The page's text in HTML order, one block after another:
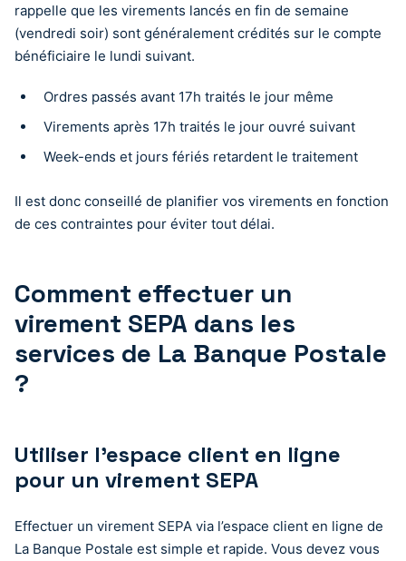
rappelle que les virements lancés en fin de semaine
(vendredi soir) sont généralement crédités sur le compte
bénéficiaire le lundi suivant.
Ordres passés avant 17h traités le jour même
Virements après 17h traités le jour ouvré suivant
Week-ends et jours fériés retardent le traitement
Il est donc conseillé de planifier vos virements en fonction
de ces contraintes pour éviter tout délai.
Comment effectuer un
virement SEPA dans les
services de La Banque Postale
?
Utiliser l’espace client en ligne
pour un virement SEPA
Effectuer un virement SEPA via l’espace client en ligne de
La Banque Postale est simple et rapide. Vous devez vous